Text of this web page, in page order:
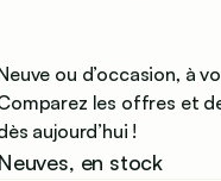
ou d’occasion, à
les offres et
aujourd’hui !
Neuves, en stock